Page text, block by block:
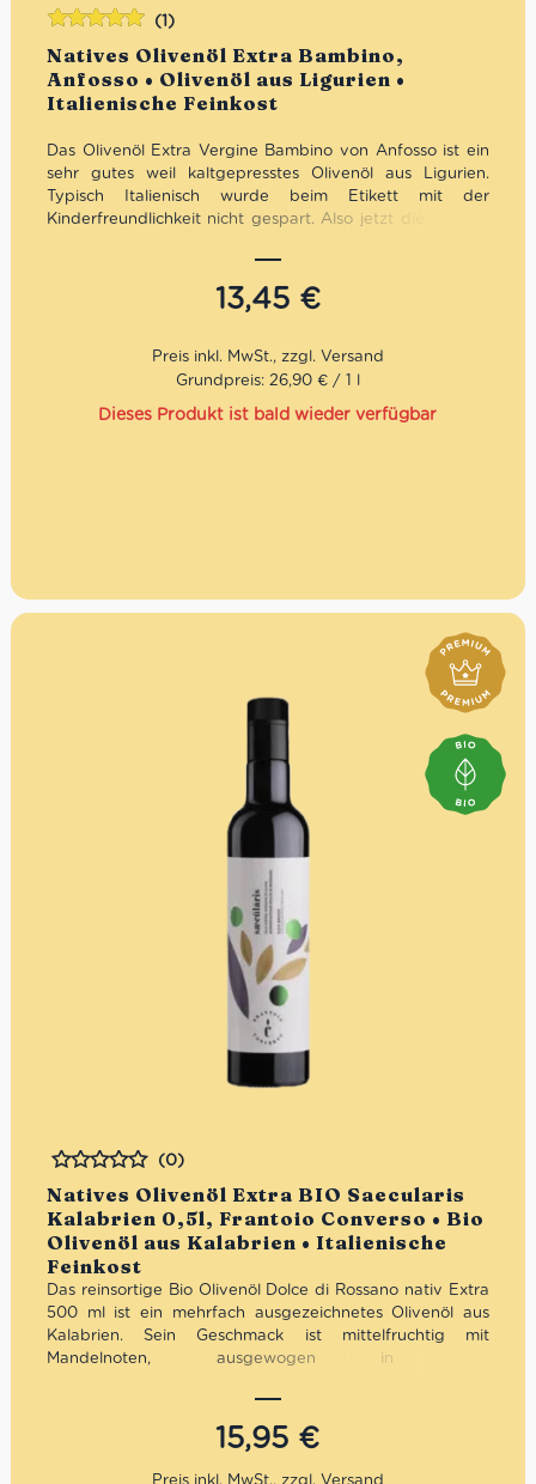
Natives Olivenöl Extra Bambino,
Anfosso • Olivenöl aus Ligurien •
Italienische Feinkost
(1)
Das Olivenöl Extra Vergine Bambino von Anfosso ist ein
sehr gutes weil kaltgepresstes Olivenöl aus Ligurien.
Typisch Italienisch wurde beim Etikett mit der
Kinderfreundlichkeit nicht gespart. Also jetzt die Chance
Mengenrabatt: erhalte beim Kauf von 3 nativen
Olivenölen Extra 12% Rabatt pro Artikel
13,45 €
Bewertet
mit5.00von
5
Grundpreis: 26,90 € / 1 l
Dieses Produkt ist bald wieder verfügbar
Natives Olivenöl Extra BIO Saecularis
Kalabrien 0,5l, Frantoio Converso • Bio
Olivenöl aus Kalabrien • Italienische
Feinkost
Bewertet
(0)
Das reinsortige Bio Olivenöl Dolce di Rossano nativ Extra
500 ml ist ein mehrfach ausgezeichnetes Olivenöl aus
Kalabrien. Sein Geschmack ist mittelfruchtig mit
Mandelnoten, ausgewogen in den
vorherrschenden Süße. Dank der aromatischen Noten
eignet sich dieses Olivenöl zu gegrilltem Fleisch und
Fisch, lecker auch zu Gemüsesuppen und Salaten. Das
Bio-Olivenöl bringt den traditionellen Geschmack der
15,95 €